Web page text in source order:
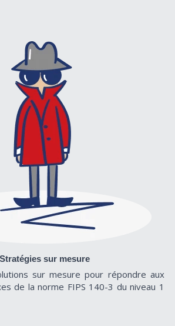
Stratégies sur mesure
sur mesure pour répondre aux
de la norme FIPS 140-3 du niveau 1